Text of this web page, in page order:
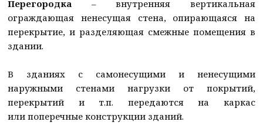
Перегородка – внутренняя вертикальная
ограждающая ненесущая стена, опирающаяся на
перекрытие, и разделяющая смежные помещения в
здании.
В зданиях с самонесущими и ненесущими
наружными стенами нагрузки от покрытий,
перекрытий и т.п. передаются на каркас
или поперечные конструкции зданий.